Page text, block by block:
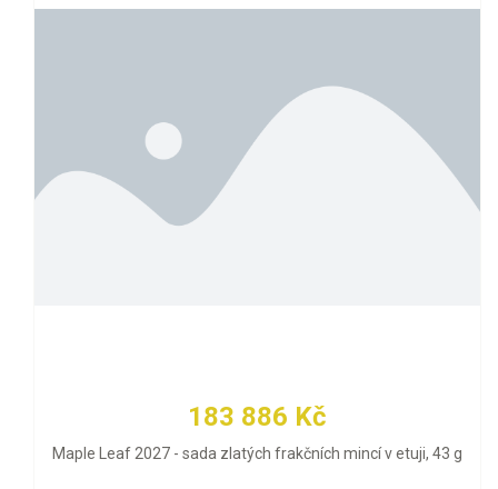
183 886 Kč
Maple Leaf 2027 - sada zlatých frakčních mincí v etuji, 43 g